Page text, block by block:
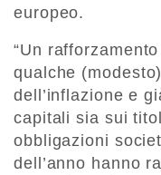
europeo.
“Un
qualche
dell’inflazione e
capitali sia sui
obbligazioni
dell’anno hanno